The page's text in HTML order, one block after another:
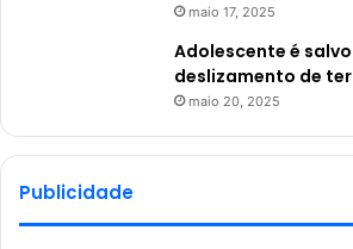
maio 17, 2025
Adolescente é
deslizamento de
maio 20, 2025
Publicidade